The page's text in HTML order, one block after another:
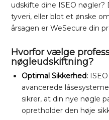
udskifte dine ISEO
tyveri, eller blot et ønske
årsagen er WeSecure din
Hvorfor vælge
nøgleudskiftning?
Optimal Sikkerhed:
avancerede
sikrer, at din nye nøgle
opretholder den høje